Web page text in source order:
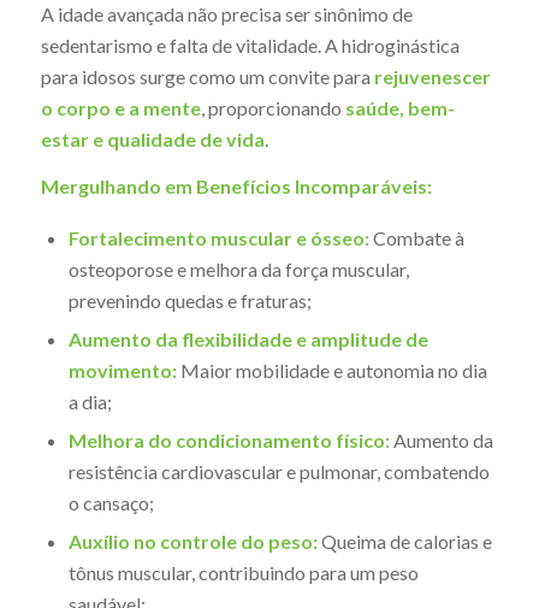
A idade avançada não precisa ser sinônimo de
sedentarismo e falta de vitalidade. A hidroginástica
para idosos surge como um convite para rejuvenescer
o corpo e a mente, proporcionando saúde, bem-
estar e qualidade de vida
Mergulhando em Benefícios Incomparáveis:
Fortalecimento muscular e ósseo:Combate à
osteoporose e melhora da força muscular,
prevenindo quedas e fraturas;
Aumento da flexibilidade e amplitude de
movimento:Maior mobilidade e autonomia no dia
a dia;
Melhora do condicionamento físico:Aumento da
resistência cardiovascular e pulmonar, combatendo
o cansaço;
Auxílio no controle do peso:Queima de calorias e
tônus muscular, contribuindo para um peso